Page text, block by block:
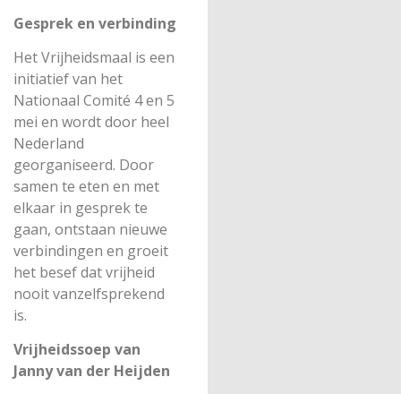
Gesprek en verbinding
Het Vrijheidsmaal is een
initiatief van het
Nationaal Comité 4 en 5
mei en wordt door heel
Nederland
georganiseerd. Door
samen te eten en met
elkaar in gesprek te
gaan, ontstaan nieuwe
verbindingen en groeit
het besef dat vrijheid
nooit vanzelfsprekend
is.
Vrijheidssoep van
Janny van der Heijden